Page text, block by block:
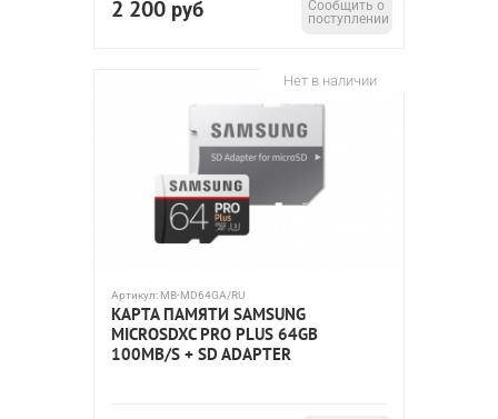
2 200 руб
Сообщить о
поступлении
Нет в наличии
Артикул: MB-MD64GA/RU
КАРТА ПАМЯТИ SAMSUNG
MICROSDXC PRO PLUS 64GB
100MB/S + SD ADAPTER